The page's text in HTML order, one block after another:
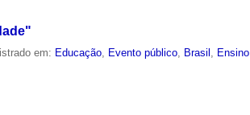
em: Educação Evento público Brasil
Ensino